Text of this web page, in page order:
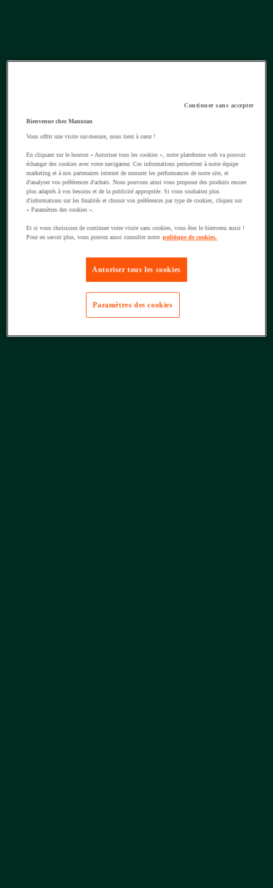
Continuer sans accepter
Bienvenue chez Manutan
Vous offrir une visite sur-mesure, nous tient à cœur !
En cliquant sur le bouton « Autoriser tous les cookies », notre plateforme web va pouvoir
échanger des cookies avec votre navigateur. Ces informations permettent à notre équipe
marketing et à nos partenaires internet de mesurer les performances de notre site, et
d'analyser vos préférences d'achats. Nous pouvons ainsi vous proposer des produits encore
plus adaptés à vos besoins et de la publicité appropriée. Si vous souhaitez plus
d'informations sur les finalités et choisir vos préférences par type de cookies, cliquez sur
« Paramètres des cookies ».
Et si vous choisissez de continuer votre visite sans cookies, vous êtes le bienvenu aussi !
Pour en savoir plus, vous pouvez aussi consulter notre politique de cookies.
Autoriser tous les cookies
Paramètres des cookies